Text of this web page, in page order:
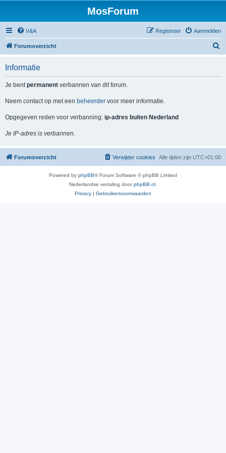
MosForum
V&A Aanmelden
Registreer
Forumoverzicht
Informatie
Je bentpermanent verbannen van dit forum.
Neem contact op met een beheerder voor meer informatie.
Opgegeven reden voor verbanning: ip-adres buiten Nederland
Je IP-adres is verbannen.
Forumoverzicht Alle tijden zijn UTC+01:00
Verwijder cookies
Powered by phpBB® Forum Software © phpBB Limited
Nederlandse vertaling doorphpBB.nl
Privacy | Gebruikersvoorwaarden